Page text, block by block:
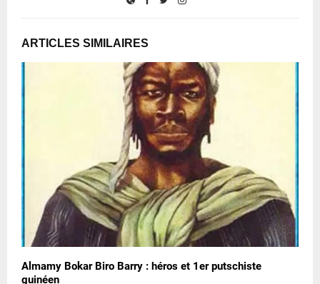
ARTICLES SIMILAIRES
Almamy Bokar Biro Barry : héros et 1er putschiste
guinéen